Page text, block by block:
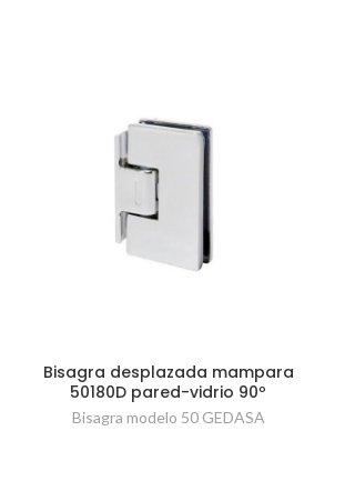
Bisagra desplazada mampara
50180D pared-vidrio 90º
Bisagra modelo 50 GEDASA